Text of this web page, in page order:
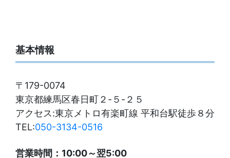
基本情報
〒179-0074
東京都練馬区春日町２-５-２５
アクセス:東京メトロ有楽町線 平和台駅徒歩８分
TEL:050-3134-0516
営業時間：10:00～翌5:00